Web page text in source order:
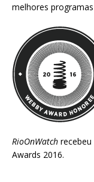
melhores
RioOnWatch
Awards 2016.